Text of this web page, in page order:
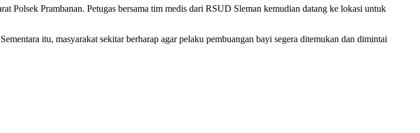
Polsek Prambanan. Petugas bersama tim medis dari RSUD Sleman kemudian datang ke lokasi untuk
itu, masyarakat sekitar berharap agar pelaku pembuangan bayi segera ditemukan dan dimintai